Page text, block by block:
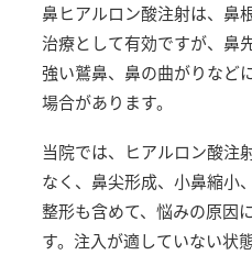
鼻ヒアルロン酸注射は、鼻
治療として有効ですが、鼻
強い鷲鼻、鼻の曲がりなど
場合があります。
当院では、ヒアルロン酸注
なく、鼻尖形成、小鼻縮小
整形も含めて、悩みの原因
す。注入が適していない状